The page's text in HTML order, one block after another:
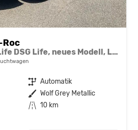
Roc
1.5 eTSI 110 kW Life DSG Life, neues Modell, LED, Kamera, Side, Winter, 17-Zoll
Getriebe Automatik
Außenfarbe Wolf Grey Metallic
Kilometerstand 10 km